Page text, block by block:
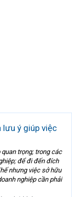
lưu ý giúp việc
trọng; trong các
để đi đến đích
nhưng việc sở hữu
nghiệp cần phải